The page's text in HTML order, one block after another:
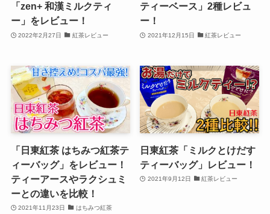
「zen+ 和漢ミルクティ
ー」をレビュー！
2022年2月27日 紅茶レビュー
ティーベース」2種レビュ
ー！
2021年12月15日 紅茶レビュー
「日東紅茶 はちみつ紅茶テ
ィーバッグ」をレビュー！
ティーアースやラクシュミ
ーとの違いを比較！
2021年11月23日 はちみつ紅茶
日東紅茶「ミルクとけだす
ティーバッグ」レビュー！
2021年9月12日 紅茶レビュー